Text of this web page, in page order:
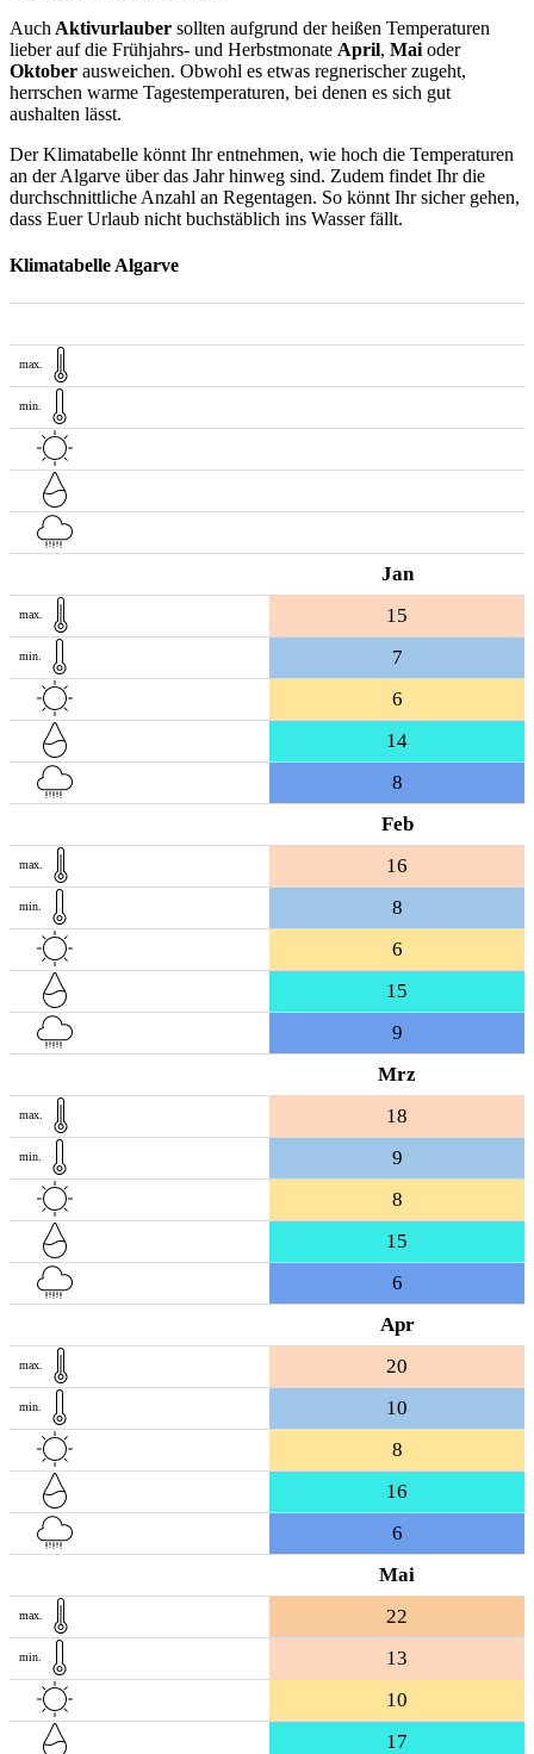
Auch Aktivurlauber sollten aufgrund der heißen Temperaturen
lieber auf die Frühjahrs- und Herbstmonate April, Mai oder
Oktober ausweichen. Obwohl es etwas regnerischer zugeht,
herrschen warme Tagestemperaturen, bei denen es sich gut
aushalten lässt.
Der Klimatabelle könnt Ihr entnehmen, wie hoch die Temperaturen
an der Algarve über das Jahr hinweg sind. Zudem findet Ihr die
durchschnittliche Anzahl an Regentagen. So könnt Ihr sicher gehen,
dass Euer Urlaub nicht buchstäblich ins Wasser fällt.
Klimatabelle Algarve
max.
min.
Jan
max. 15
min.
7
6
14
8
Feb
max. 16
min.
8
6
15
9
Mrz
max. 18
min.
9
8
15
6
Apr
max. 20
min.
10
8
16
6
Mai
max. 22
min.
13
10
17